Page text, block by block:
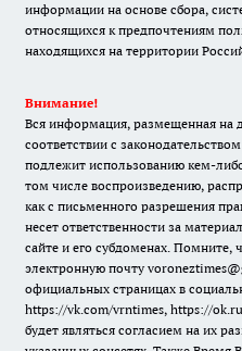
информации на основе сбора,
относящихся к предпочтениям
находящихся на территории
Внимание!
Вся информация, размещенная на
соответствии с
подлежит использованию кем-
том числе воспроизведению,
как с письменного разрешения
несет ответственности за
сайте и его субдоменах. Помните,
электронную почту
официальных страницах в
https://vk.com/vrntimes, https://
будет являться согласием на их